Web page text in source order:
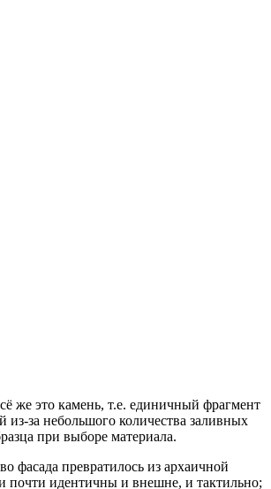
же это камень, т.е. единичный фрагмент
из-за небольшого количества заливных
при выборе материала.
фасада превратилось из архаичной
почти идентичны и внешне, и тактильно;